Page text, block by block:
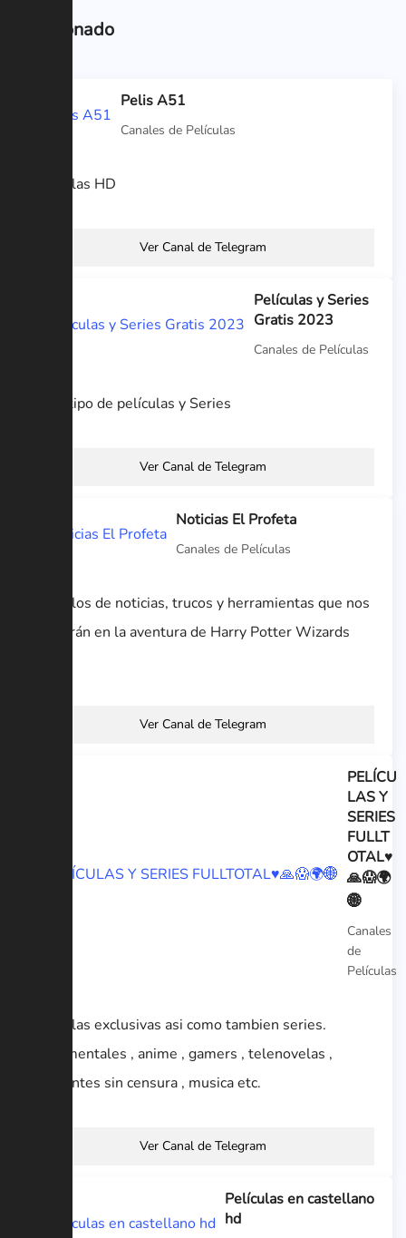
Relacionado
Pelis A51
Canales de Películas
Películas HD
Ver Canal de Telegram
Películas y Series
Gratis 2023
Canales de Películas
Todo tipo de películas y Series
Ver Canal de Telegram
Noticias El Profeta
Canales de Películas
Artículos de noticias, trucos y herramientas que nos
ayudarán en la aventura de Harry Potter Wizards
Ver Canal de Telegram
PELÍCU
LAS Y
SERIES
FULLT
OTAL♥
🙏😱🌍
🌐
Canales
de
Películas
Películas exclusivas asi como tambien series.
Documentales , anime , gamers , telenovelas ,
accidentes sin censura , musica etc.
Ver Canal de Telegram
Películas en castellano
hd